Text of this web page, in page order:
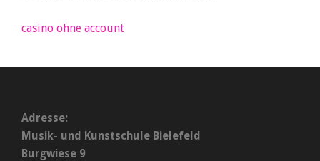
casino ohne account
Adresse:
Musik- und Kunstschule Bielefeld
Burgwiese 9